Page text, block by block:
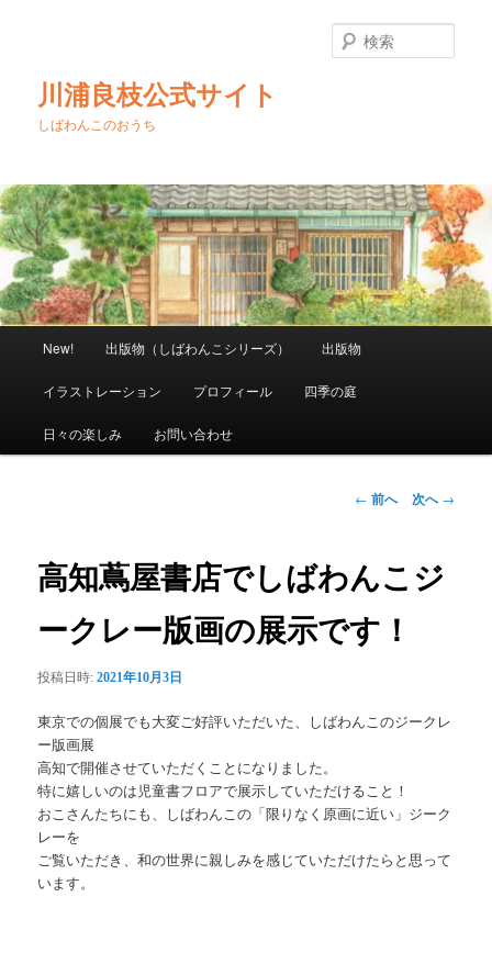
へ
移
動
川浦良枝公式サイト
しばわんこのおうち
索
ュ
New! 出版物（しばわんこシリーズ） 出版物
イラストレーション プロフィール 四季の庭
日々の楽しみ お問い合わせ
投
ビ
ゲ
シ
← 前へ 次へ→
高知蔦屋書店でしばわんこジ
ークレー版画の展示です！
投稿日時:2021年10月3日
東京での個展でも大変ご好評いただいた、しばわんこのジークレ
ー版画展
高知で開催させていただくことになりました。
特に嬉しいのは児童書フロアで展示していただけること！
おこさんたちにも、しばわんこの「限りなく原画に近い」ジーク
レーを
ご覧いただき、和の世界に親しみを感じていただけたらと思って
います。